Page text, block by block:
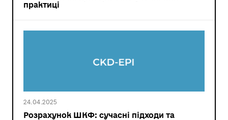
практиці
24.04.2025
Розрахунок ШКФ: сучасні підходи та